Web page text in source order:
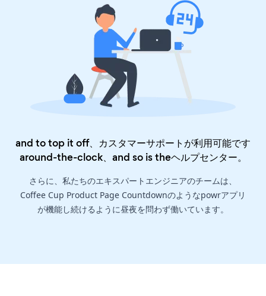
and to top it off、カスタマーサポートが利用可能です
around-the-clock、and so is theヘルプセンター。
さらに、私たちのエキスパートエンジニアのチームは、
Coffee Cup Product Page Countdownのようなpowrアプリ
が機能し続けるように昼夜を問わず働いています。